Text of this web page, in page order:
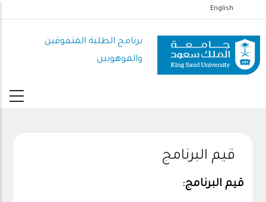
إلى
المحتوى
الرئيسي
English
برنامج الطلبة المتفوقين
والموهوبين
قيم البرنامج
قيم البرنامج: